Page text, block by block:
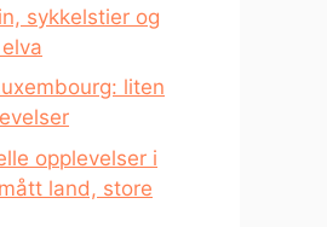
sykkelstier og
liten
opplevelser i
land, store